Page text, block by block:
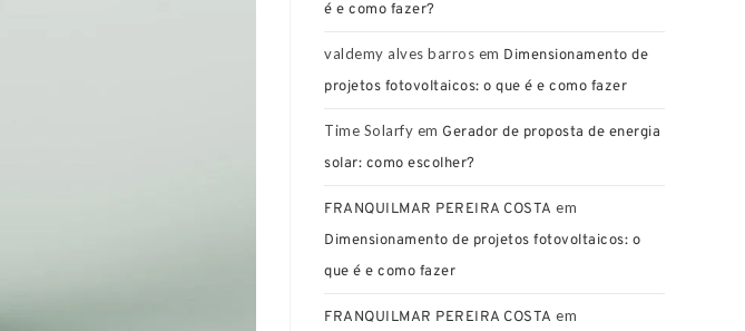
é e como fazer?
valdemy alves barros em Dimensionamento de
projetos fotovoltaicos: o que é e como fazer
Time Solarfy em Gerador de proposta de energia
solar: como escolher?
FRANQUILMAR PEREIRA COSTA em
Dimensionamento de projetos fotovoltaicos: o
que é e como fazer
FRANQUILMAR PEREIRA COSTA em